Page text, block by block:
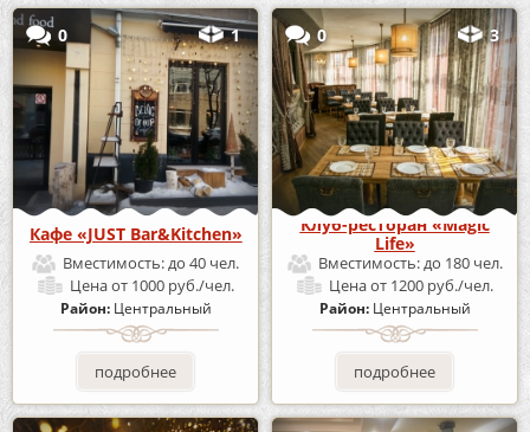
0 1
Кафе «JUST Bar&Kitchen»
Вместимость:до 40 чел.
Ценаот 1000 руб./чел.
Район: Центральный
подробнее
0 3
Клуб-ресторан «Magic
Life»
Вместимость:до 180 чел.
Ценаот 1200 руб./чел.
Район: Центральный
подробнее